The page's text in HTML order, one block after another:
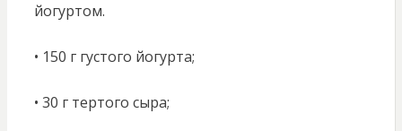
йогуртом.
• 150 г густого йогурта;
• 30 г тертого сыра;